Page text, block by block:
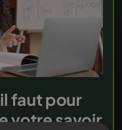
faut pour
votre savoir